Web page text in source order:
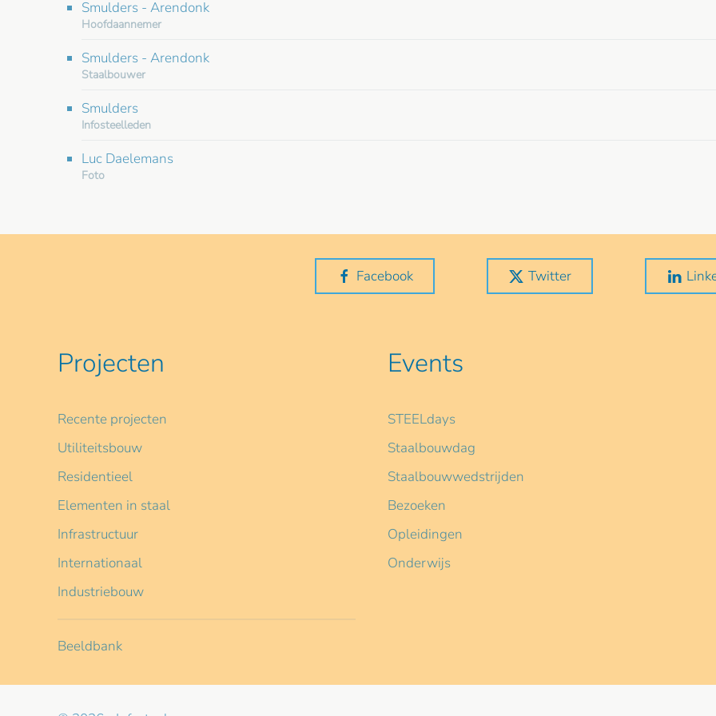
Smulders - Arendonk
Hoofdaannemer
Smulders - Arendonk
Staalbouwer
Smulders
Infosteelleden
Luc Daelemans
Foto
Facebook Twitter
Projecten
Recente projecten
Utiliteitsbouw
Residentieel
Elementen in staal
Infrastructuur
Internationaal
Industriebouw
Beeldbank
Events
STEELdays
Staalbouwdag
Staalbouwwedstrijden
Bezoeken
Opleidingen
Onderwijs